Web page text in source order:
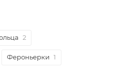
2
Фероньерки 1